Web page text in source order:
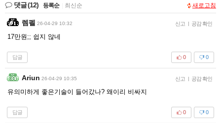
댓글(12) 등록순 최신순 새로고침
렘펠 26-04-29 10:32 신고 | 공감 확인
17만원;; 쉽지 않네
답글 0
0
Ariun 26-04-29 10:35 신고 | 공감 확인
유의미하게 좋은기술이 들어갔나? 왜이리 비싸지
답글 0
0